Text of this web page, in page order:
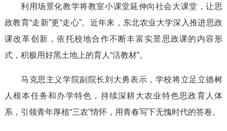
利用场景化教学将教室小课堂延伸向社会大课堂，让思
政教育“走新”更“走心”。近年来，东北农业大学深入推进思政
课改革创新，依托校地合作不断丰富实景思政课的内容形
式，积极用好黑土地上的育人“活教材”。
马克思主义学院副院长刘大勇表示，学校将立足立德树
人根本任务和办学特色，持续深耕大农业特色思政育人体
系，引领青年厚植“三农”情怀，用青春写下无愧时代的答卷。